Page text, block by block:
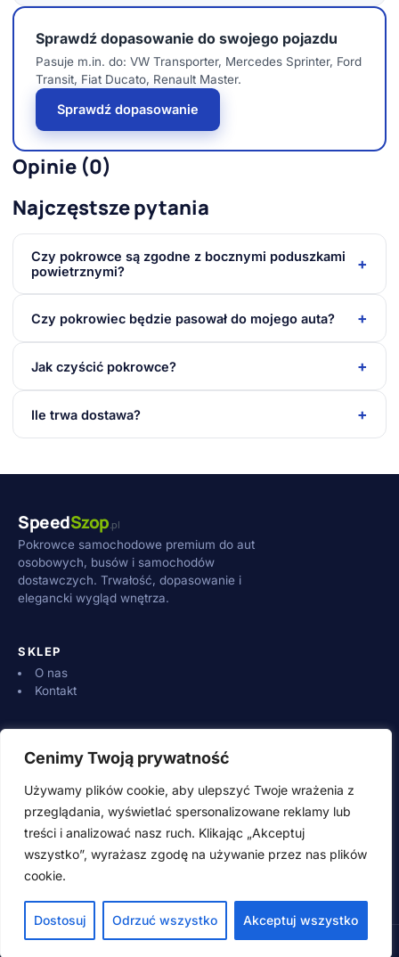
Cenimy Twoją prywatność
Używamy plików cookie, aby ulepszyć Twoje wrażenia z
przeglądania, wyświetlać spersonalizowane reklamy lub
treści i analizować nasz ruch. Klikając „Akceptuj
wszystko”, wyrażasz zgodę na używanie przez nas plików
cookie.
Dostosuj Odrzuć wszystko Akceptuj wszystko
Sprawdź dopasowanie do swojego pojazdu
Pasuje m.in. do: VW Transporter, Mercedes Sprinter, Ford
Transit, Fiat Ducato, Renault Master.
Sprawdź dopasowanie
Opinie (0)
Najczęstsze pytania
Czy pokrowce są zgodne z bocznymi poduszkami
powietrznymi?
+
Czy pokrowiec będzie pasował do mojego auta? +
Jak czyścić pokrowce? +
Ile trwa dostawa? +
SpeedSzop.pl
Pokrowce samochodowe premium do aut
osobowych, busów i samochodów
dostawczych. Trwałość, dopasowanie i
elegancki wygląd wnętrza.
SKLEP
O nas
Kontakt
Dostawa i płatności
Zwroty i reklamacje
Regulamin
KONTAKT
500 600 700 (pn–pt 8:00–16:00)